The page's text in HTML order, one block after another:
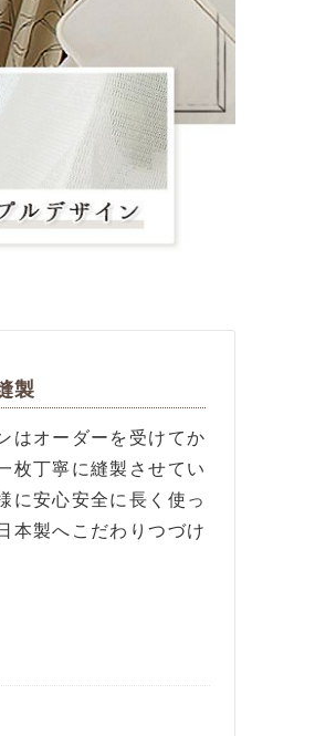
製
はオーダーを受けてか
枚丁寧に縫製させてい
に安心安全に長く使っ
本製へこだわりつづけ